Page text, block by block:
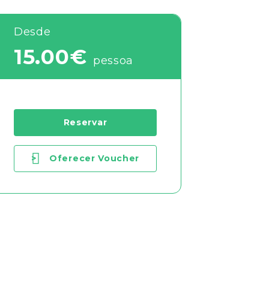
Desde
15.00€ pessoa
Reservar
> Oferecer Voucher